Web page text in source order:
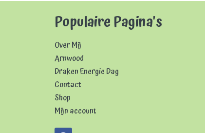
Populaire Pagina's
Over Mij
Arnwood
Draken Energie Dag
Contact
Shop
Mijn account